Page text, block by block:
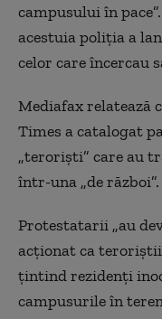
campusului în
acestuia poliția a
celor care încercau
Mediafax relatează
Times a catalogat
„teroriști” care au
într-una „de război”.
Protestatarii „au
acționat ca
țintind rezidenți
campusurile în